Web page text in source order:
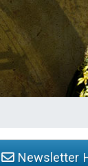
Newsletter